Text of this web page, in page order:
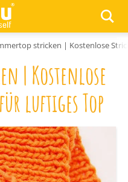
stricken | Kostenlose
| Kostenlose
luftiges Top